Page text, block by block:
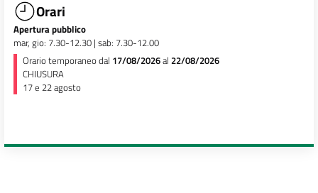
Orari
Apertura pubblico
mar, gio: 7.30-12.30 | sab: 7.30-12.00
Orario temporaneo dal 17/08/2026al 22/08/2026
CHIUSURA
17 e 22 agosto